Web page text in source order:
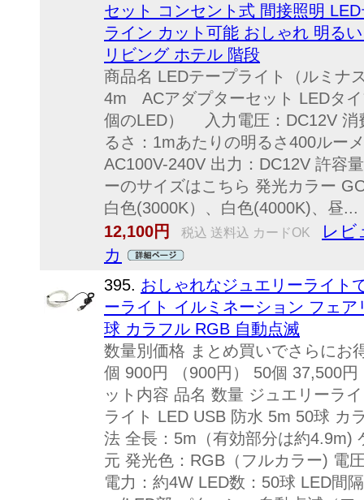
セット コンセント式 間接照明
ライン カット可能 おしゃれ 明る
リビング ホテル 階段
商品名 LEDテープライト（ルミ
4m ACアダプターセット LEDタ
個のLED） 入力電圧：DC12V 消
るさ：1mあたりの明るさ400ルー
AC100V-240V 出力：DC12V 許容
ーのサイズはこちら 発光カラー
白色(3000K）、白色(4000K)、昼...
12,100円
税込 送料込 カードOK
レビ
カ
395. おしゃれなジュエリーライト
ーライト イルミネーション フェ
球 カラフル RGB 自動点滅
数量別価格 まとめ買いでさらにお
個 900円 （900円） 50個 37,500
ット内容 品名 数量 ジュエリーラ
ライト LED USB 防水 5m 50球 カ
法 全長：5m（有効部分は約4.9m)
元 発光色：RGB（フルカラー) 電
電力：約4W LED数：50球 LED間